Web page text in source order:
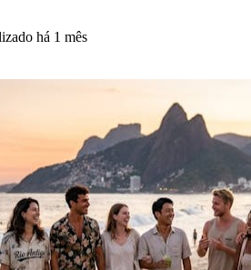
há 1 mês